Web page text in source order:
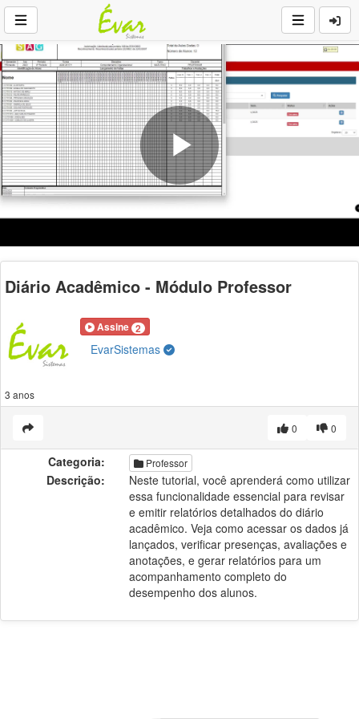
Play
Video
Diário Acadêmico - Módulo Professor
Assine 2
EvarSistemas
3 anos
0
0
Categoria: Professor
Descrição:
Neste tutorial, você aprenderá como utilizar
essa funcionalidade essencial para revisar
e emitir relatórios detalhados do diário
acadêmico. Veja como acessar os dados já
lançados, verificar presenças, avaliações e
anotações, e gerar relatórios para um
acompanhamento completo do
desempenho dos alunos.